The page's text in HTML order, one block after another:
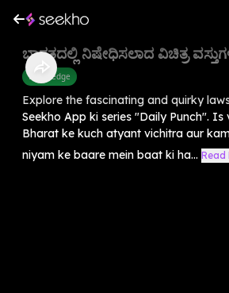
ಭಾರತದಲ್ಲಿ ನಿಷೇಧಿಸಲಾದ ವಿಚಿತ್ರ
Knowledge
Explore the fascinating and quirky
Seekho App ki series "Daily Punch". Is
Bharat ke kuch atyant vichitra aur
niyam ke baare mein baat ki ha... Read